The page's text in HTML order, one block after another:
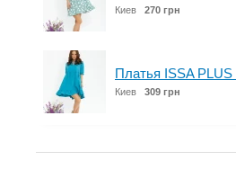
Киев 270 грн
Платья ISSA
Киев 309 грн